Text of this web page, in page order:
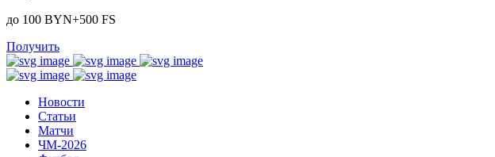
до 100 BYN+500 FS
Получить
Новости
Статьи
Матчи
ЧМ-2026